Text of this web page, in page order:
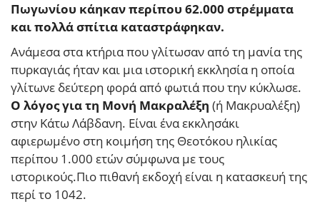
Πωγωνίου κάηκαν περίπου 62.000 στρέμματα
και πολλά σπίτια καταστράφηκαν.
Ανάμεσα στα κτήρια που γλίτωσαν από τη μανία της
πυρκαγιάς ήταν και μια ιστορική εκκλησία η οποία
γλίτωνε δεύτερη φορά από φωτιά που την κύκλωσε.
Ο λόγος για τη Μονή Μακραλέξη (ή Μακρυαλέξη)
στην Κάτω Λάβδανη. Είναι ένα εκκλησάκι
αφιερωμένο στη κοιμήση της Θεοτόκου ηλικίας
περίπου 1.000 ετών σύμφωνα με τους
ιστορικούς.Πιο πιθανή εκδοχή είναι η κατασκευή της
περί το 1042.